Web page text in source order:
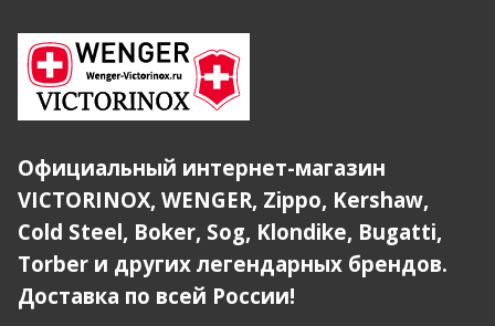
Официальный интернет-магазин
VICTORINOX, WENGER, Zippo, Kershaw,
Cold Steel, Boker, Sog, Klondike, Bugatti,
Torber и других легендарных брендов.
Доставка по всей России!